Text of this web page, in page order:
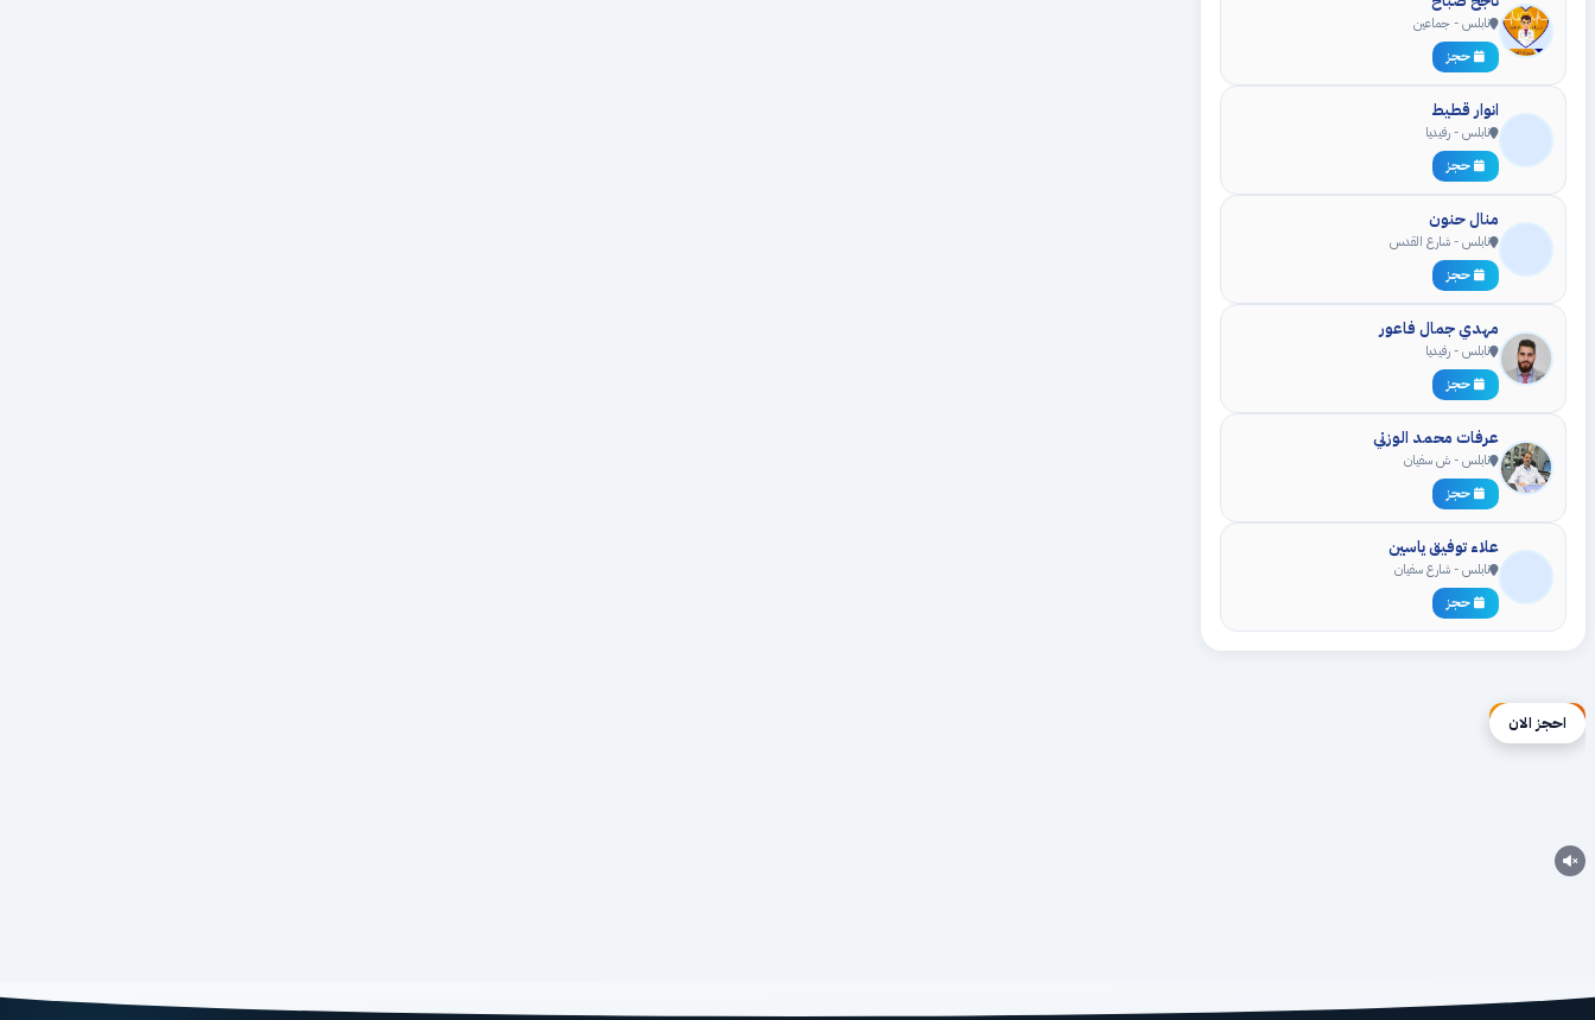
نابلس - جماعين
حجز
انوار قطيط
نابلس - رفيديا
حجز
منال حنون
نابلس - شارع القدس
حجز
مهدي جمال فاعور
نابلس - رفيديا
حجز
عرفات محمد الوزني
نابلس - ش سفيان
حجز
علاء توفيق ياسين
نابلس - شارع سفيان
حجز
إعلان ممول
احجز الان